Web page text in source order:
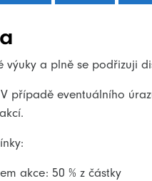
výuky a plně se podřizuji
případě eventuálního
akce: 50 % z částky